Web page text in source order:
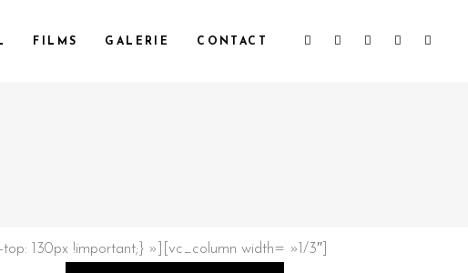
FILMS GALERIE CONTACT
130px !important;} »][vc_column width= »1/3″]